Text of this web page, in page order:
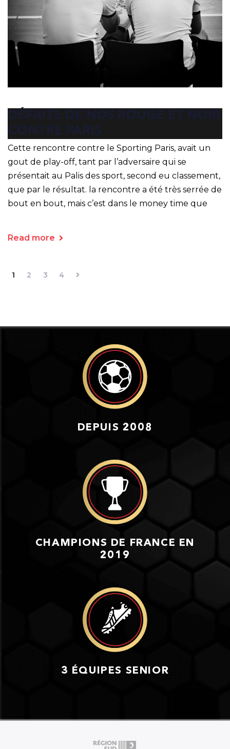
DÉFAITE DE NOS ROUGE ET NOIR
CONTRE PARIS
Cette rencontre contre le Sporting Paris, avait un
gout de play-off, tant par l’adversaire qui se
présentait au Palis des sport, second eu classement,
que par le résultat. la rencontre a été très serrée de
bout en bout, mais c’est dans le money time que
Read more
1 2 3 4
DEPUIS 2008
CHAMPIONS DE FRANCE EN
2019
3 ÉQUIPES SENIOR